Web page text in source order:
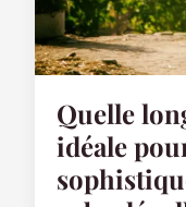
Quelle
idéale